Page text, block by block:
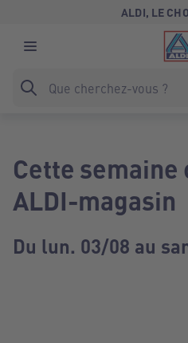
ALDI, LE
Cette semaine
ALDI-magasin
Du lun. 03/08 au